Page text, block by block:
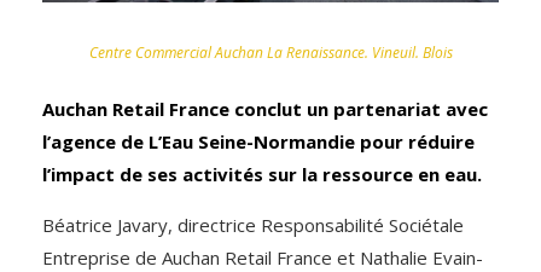
Centre Commercial Auchan La Renaissance. Vineuil. Blois
Auchan Retail France conclut un partenariat avec
l’agence de L’Eau Seine-Normandie pour réduire
l’impact de ses activités sur la ressource en eau.
Béatrice Javary, directrice Responsabilité Sociétale
Entreprise de Auchan Retail France et Nathalie Evain-